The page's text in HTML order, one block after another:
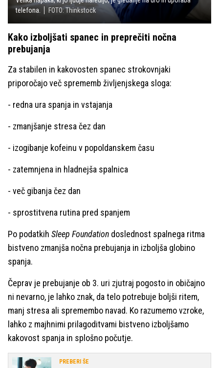
telefona.
FOTO: Thinkstock
Kako izboljšati spanec in preprečiti nočna
prebujanja
Za stabilen in kakovosten spanec strokovnjaki
priporočajo več sprememb življenjskega sloga:
- redna ura spanja in vstajanja
- zmanjšanje stresa čez dan
- izogibanje kofeinu v popoldanskem času
- zatemnjena in hladnejša spalnica
- več gibanja čez dan
- sprostitvena rutina pred spanjem
Po podatkih Sleep Foundation doslednost spalnega ritma
bistveno zmanjša nočna prebujanja in izboljša globino
spanja.
Čeprav je prebujanje ob 3. uri zjutraj pogosto in običajno
ni nevarno, je lahko znak, da telo potrebuje boljši ritem,
manj stresa ali spremembo navad. Ko razumemo vzroke,
lahko z majhnimi prilagoditvami bistveno izboljšamo
kakovost spanja in splošno počutje.
PREBERI ŠE